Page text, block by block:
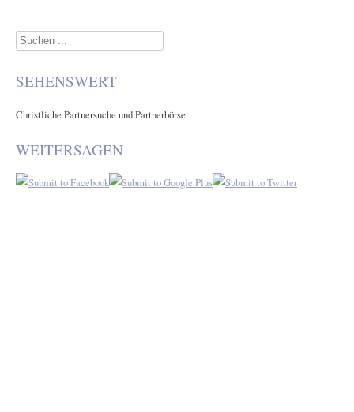
Suchen
SEHENSWERT
Christliche Partnersuche und Partnerbörse
WEITERSAGEN